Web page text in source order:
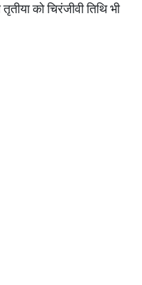
को चिरंजीवी तिथि भी